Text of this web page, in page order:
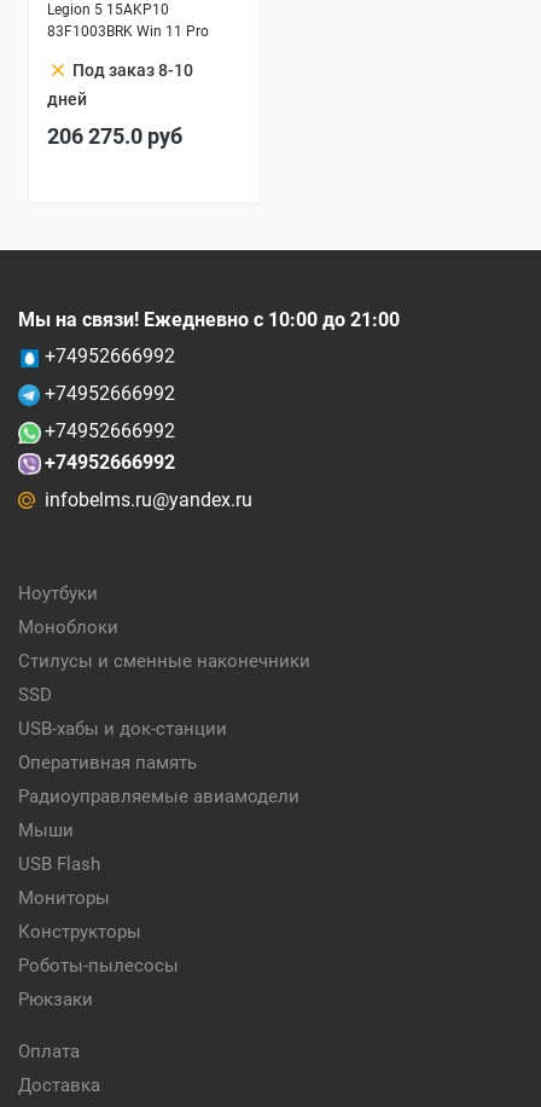
Legion 5 15AKP10
83F1003BRK Win 11 Pro
clear Под заказ 8-10
дней
206 275.0 руб
Мы на связи! Ежедневно с 10:00 до 21:00
+74952666992
+74952666992
+74952666992
+74952666992
infobelms.ru@yandex.ru
Ноутбуки
Моноблоки
Стилусы и сменные наконечники
SSD
USB-хабы и док-станции
Оперативная память
Радиоуправляемые авиамодели
Мыши
USB Flash
Мониторы
Конструкторы
Роботы-пылесосы
Рюкзаки
Оплата
Доставка